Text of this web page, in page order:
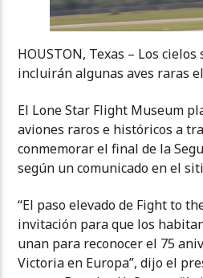
HOUSTON, Texas – Los
incluirán algunas aves raras
El Lone Star Flight Museum
aviones raros e históricos a
conmemorar el final de la
según un comunicado en el
“El paso elevado de Fight to
invitación para que los
unan para reconocer el 75
Victoria en Europa”, dijo el